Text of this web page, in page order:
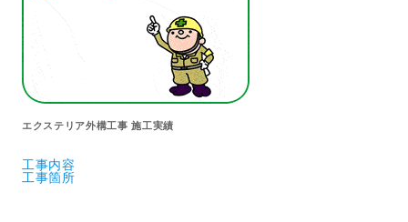
エクステリア外構工事 施工実績
工事内容
工事箇所